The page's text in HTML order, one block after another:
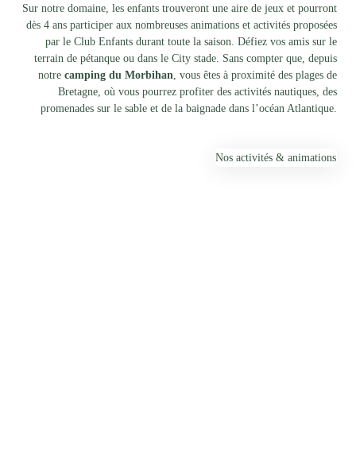
Sur notre domaine, les enfants trouveront une aire de jeux et pourront
dès 4 ans participer aux nombreuses animations et activités proposées
par le Club Enfants durant toute la saison. Défiez vos amis sur le
terrain de pétanque ou dans le City stade. Sans compter que, depuis
notre camping du Morbihan , vous êtes à proximité des plages de
Bretagne, où vous pourrez profiter des activités nautiques, des
promenades sur le sable et de la baignade dans l’océan Atlantique.
Nos activités & animations